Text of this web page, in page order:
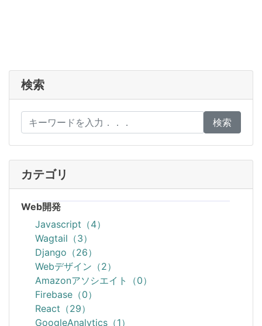
検索
検索
カテゴリ
Web開発
Javascript（4）
Wagtail（3）
Django（26）
Webデザイン（2）
Amazonアソシエイト（0）
Firebase（0）
React（29）
GoogleAnalytics（1）